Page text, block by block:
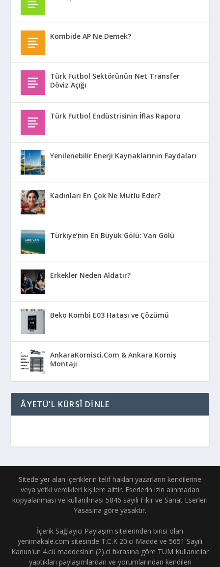
Kombide AP Ne Demek?
Türk Futbol Sektörünün Net Transfer
Döviz Açığı
Türk Futbol Endüstrisinin İflas Raporu
Yenilenebilir Enerji Kaynaklarının Faydaları
Kadınları En Çok Ne Mutlu Eder?
Türkiye’nin En Büyük Gölü: Van Gölü
Erkekler Neden Aldatır?
Beko Kombi E03 Hatası ve Çözümü
AnkaraKornisci.Com & Ankara Korniş
Montajı
ÂYETÜ’L KÜRSÎ DINLE
Sitede yer alan içeriklerin telif hakları yazarların kendilerine
veya yetki verdikleri kişilere aittir. Eserlerin izin alınmadan
kopyalanması ve kullanılması 5846 sayılı Fikir ve Sanat Eserleri
Yasasına göre yasaktır.
İçerik Sağlayıcı Paylaşım sitelerinden birisi olan
yenimakale.com sitesinde T.C.K 20.ci Madde ve 5651 Sayılı
Kanun'un 4.cü maddesinin (2).ci fıkrasına göre TÜM Kullanıcılar
yaptıkları paylaşımlardan ve yorumlarından kendileri